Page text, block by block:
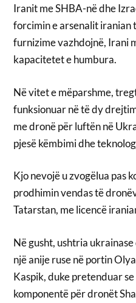
Iranit me SHBA-në dhe
forcimin e arsenalit iranian
furnizime vazhdojnë, Irani
kapacitetet e humbura.
Në vitet e mëparshme,
funksionuar në të dy
me dronë për luftën në
pjesë këmbimi dhe
Kjo nevojë u zvogëlua pas
prodhimin vendas të
Tatarstan, me licencë
Në gusht, ushtria
një anije ruse në portin
Kaspik, duke pretenduar
komponentë për dronët